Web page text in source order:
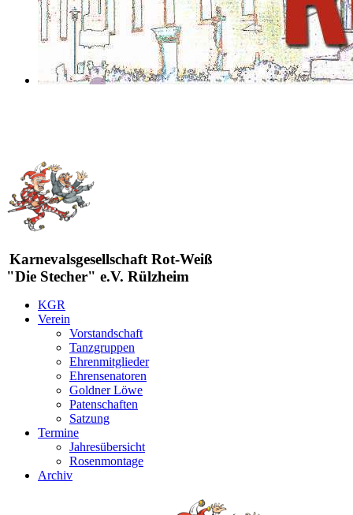
Karnevalsgesellschaft Rot-Weiß
"Die Stecher" e.V. Rülzheim
KGR
Verein
Vorstandschaft
Tanzgruppen
Ehrenmitglieder
Ehrensenatoren
Goldner Löwe
Patenschaften
Satzung
Termine
Jahresübersicht
Rosenmontage
Archiv